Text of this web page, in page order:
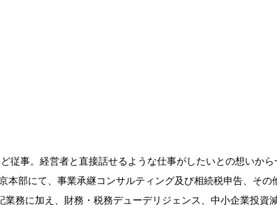
従事。経営者と直接話せるような仕事がしたいとの想いから
本部にて、事業承継コンサルティング及び相続税申告、その
務に加え、財務・税務デューデリジェンス、中小企業投資